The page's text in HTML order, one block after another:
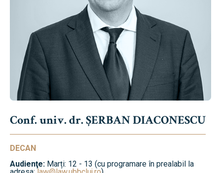
Conf. univ. dr. ȘERBAN DIACONESCU
DECAN
Audienţe: Marți: 12 - 13 (cu programare în prealabil la